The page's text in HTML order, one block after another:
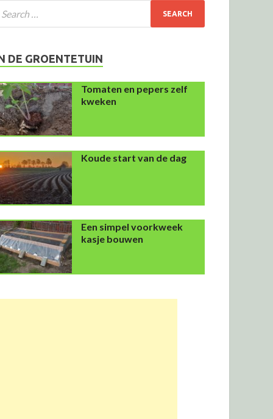
DE GROENTETUIN
Tomaten en pepers zelf
kweken
Koude start van de dag
Een simpel voorkweek
kasje bouwen